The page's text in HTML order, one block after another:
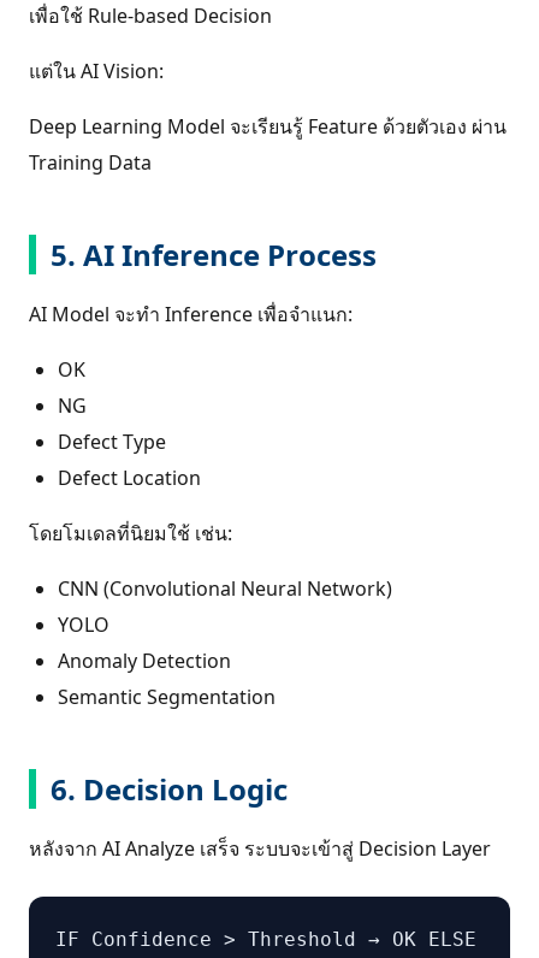
เพื่อใช้ Rule-based Decision
แต่ใน AI Vision:
Deep Learning Model จะเรียนรู้ Feature ด้วยตัวเอง ผ่าน
Training Data
5. AI Inference Process
AI Model จะทำ Inference เพื่อจำแนก:
OK
NG
Defect Type
Defect Location
โดยโมเดลที่นิยมใช้ เช่น:
CNN (Convolutional Neural Network)
YOLO
Anomaly Detection
Semantic Segmentation
6. Decision Logic
หลังจาก AI Analyze เสร็จ ระบบจะเข้าสู่ Decision Layer
IF Confidence > Threshold → OK ELSE